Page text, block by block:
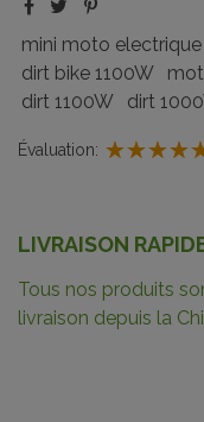
mini moto electrique
dirt bike 1100W
dirt 1100W
dirt
Évaluation:
LIVRAISON
Tous nos produits
livraison depuis la